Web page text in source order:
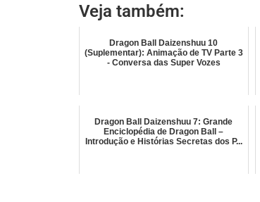
Veja também:
Dragon Ball Daizenshuu 10
(Suplementar): Animação de TV Parte 3
- Conversa das Super Vozes
Dragon Ball Daizenshuu 7: Grande
Enciclopédia de Dragon Ball –
Introdução e Histórias Secretas dos P...